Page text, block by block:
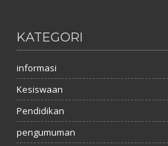
KATEGORI
informasi
Kesiswaan
Pendidikan
pengumuman